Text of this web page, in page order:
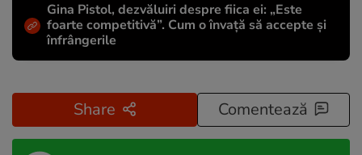
Gina Pistol, dezvăluiri despre fiica ei: „Este
foarte competitivă”. Cum o învață să accepte și
înfrângerile
Share Comentează